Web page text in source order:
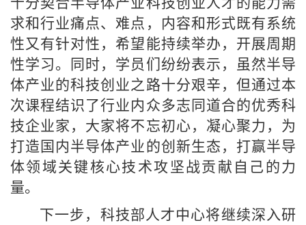
求和行业痛点、难点，内容和形式既有系统
性又有针对性，希望能持续举办，开展周期
性学习。同时，学员们纷纷表示，虽然半导
体产业的科技创业之路十分艰辛，但通过本
次课程结识了行业内众多志同道合的优秀科
技企业家，大家将不忘初心，凝心聚力，为
打造国内半导体产业的创新生态，打赢半导
体领域关键核心技术攻坚战贡献自己的力
量。
下一步，科技部人才中心将继续深入研